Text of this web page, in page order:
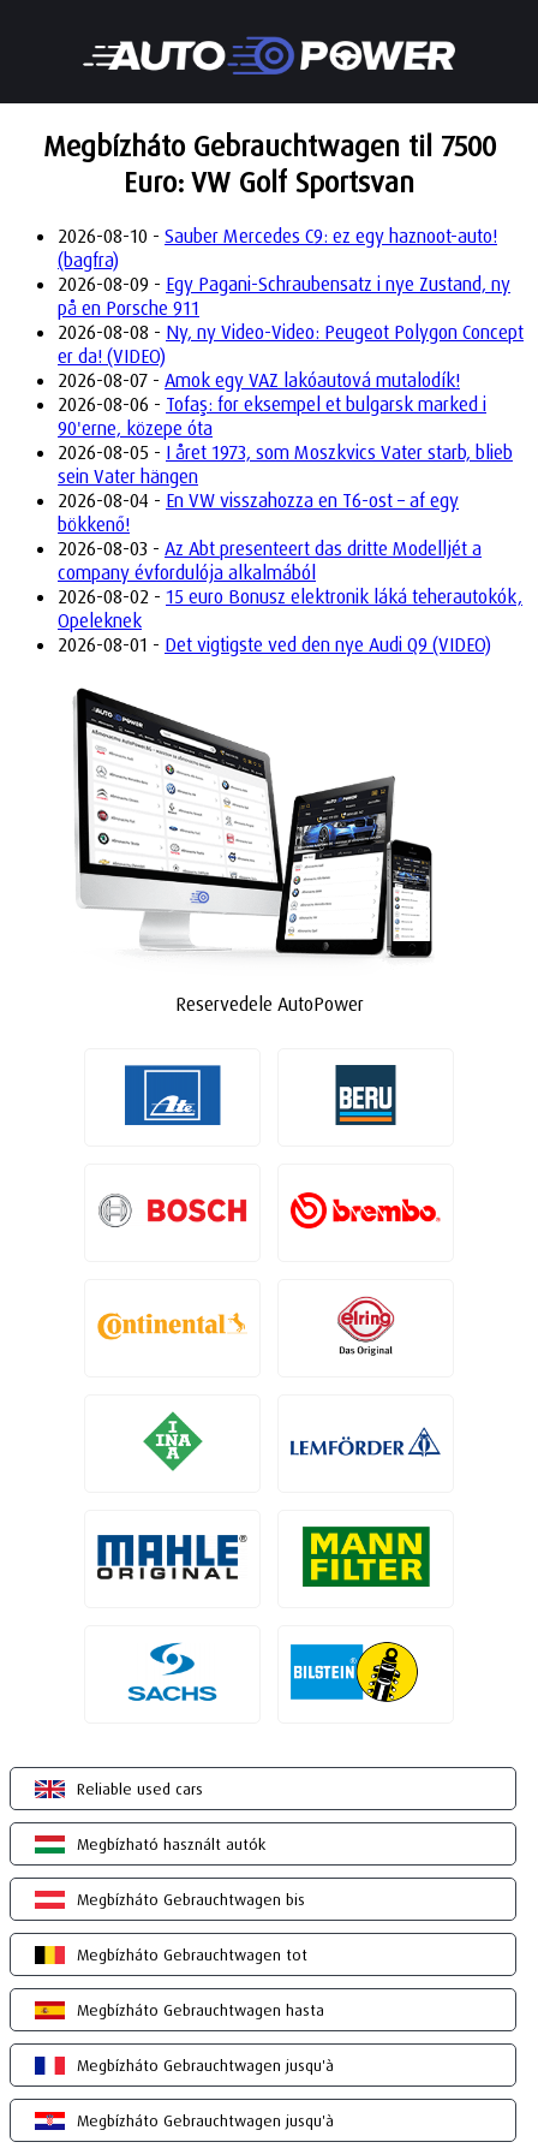
Megbízháto Gebrauchtwagen til 7500
Euro: VW Golf Sportsvan
2026-08-10 - Sauber Mercedes C9: ez egy haznoot-auto!
(bagfra)
2026-08-09 - Egy Pagani-Schraubensatz i nye Zustand, ny
på en Porsche 911
2026-08-08 - Ny, ny Video-Video: Peugeot Polygon Concept
er da! (VIDEO)
2026-08-07 - Amok egy VAZ lakóautová mutalodík!
2026-08-06 - Tofaş: for eksempel et bulgarsk marked i
90'erne, közepe óta
2026-08-05 - I året 1973, som Moszkvics Vater starb, blieb
sein Vater hängen
2026-08-04 - En VW visszahozza en T6-ost – af egy
bökkenő!
2026-08-03 - Az Abt presenteert das dritte Modelljét a
company évfordulója alkalmából
2026-08-02 - 15 euro Bonusz elektronik láká teherautokók,
Opeleknek
2026-08-01 - Det vigtigste ved den nye Audi Q9 (VIDEO)
Reservedele AutoPower
Reliable used cars
Megbízható használt autók
Megbízháto Gebrauchtwagen bis
Megbízháto Gebrauchtwagen tot
Megbízháto Gebrauchtwagen hasta
Megbízháto Gebrauchtwagen jusqu'à
Megbízháto Gebrauchtwagen jusqu'à